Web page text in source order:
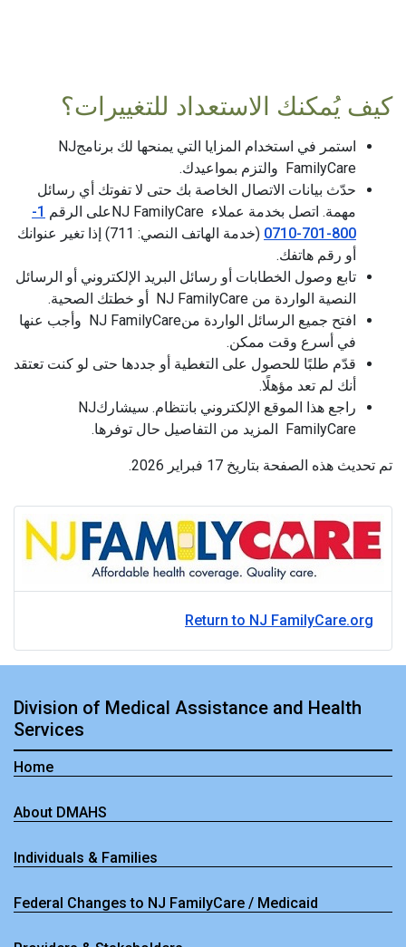
كيف يُمكنك الاستعداد للتغييرات؟
استمر في استخدام المزايا التي يمنحها لك برنامجNJ
FamilyCare والتزم بمواعيدك.
حدّث بيانات الاتصال الخاصة بك حتى لا تفوتك أي رسائل
مهمة. اتصل بخدمة عملاء NJ FamilyCareعلى الرقم
1-
800-701-0710
(خدمة الهاتف النصي: 711) إذا تغير عنوانك
أو رقم هاتفك.
تابع وصول الخطابات أو رسائل البريد الإلكتروني أو الرسائل
النصية الواردة من NJ FamilyCare أو خطتك الصحية.
افتح جميع الرسائل الواردة منNJ FamilyCare وأجب عنها
في أسرع وقت ممكن.
قدّم طلبًا للحصول على التغطية أو جددها حتى لو كنت تعتقد
أنك لم تعد مؤهلًا.
راجع هذا الموقع الإلكتروني بانتظام. سيشاركNJ
FamilyCare المزيد من التفاصيل حال توفرها.
تم تحديث هذه الصفحة بتاريخ 17 فبراير 2026.
Return to NJ FamilyCare.org
Division of Medical Assistance and Health
Services
Home
About DMAHS
Individuals & Families
Federal Changes to NJ FamilyCare / Medicaid